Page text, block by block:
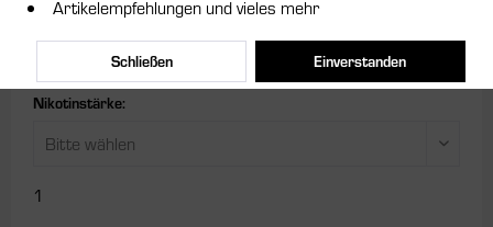
Größe:
Nikotinstärke:
1
Artikelempfehlungen und vieles mehr
Einverstanden
Schließen